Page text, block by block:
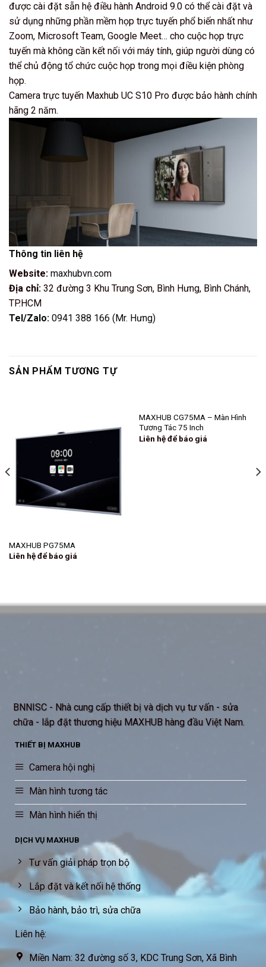
được cài đặt sẵn hệ điều hành Android 9.0 có thể cài đặt và
sử dụng những phần mềm họp trực tuyến phổ biến nhất như
Zoom, Microsoft Team, Google Meet… cho cuộc họp trực
tuyến mà không cần kết nối với máy tính, giúp người dùng có
thể chủ động tổ chức cuộc họp trong mọi điều kiện phòng
họp.
Camera trực tuyến Maxhub UC S10 Pro được bảo hành chính
hãng 2 năm.
Thông tin liên hệ
Website: maxhubvn.com
Địa chỉ: 32 đường 3 Khu Trung Sơn, Bình Hưng, Bình Chánh,
TP.HCM
Tel/Zalo: 0941 388 166 (Mr. Hưng)
SẢN PHẨM TƯƠNG TỰ
MAXHUB PG75MA
Liên hệ để báo giá
MAXHUB CG75MA – Màn Hình
Tương Tác 75 Inch
Liên hệ để báo giá
BNNISC - Nhà cung cấp thiết bị và dịch vụ tư vấn - sửa
chữa - lắp đặt thương hiệu MAXHUB hàng đầu Việt Nam.
THIẾT BỊ MAXHUB
Camera hội nghị
Màn hình tương tác
Màn hình hiển thị
DỊCH VỤ MAXHUB
Tư vấn giải pháp trọn bộ
Lắp đặt và kết nối hệ thống
Bảo hành, bảo trì, sửa chữa
Liên hệ:
Miền Nam: 32 đường số 3, KDC Trung Sơn, Xã Bình